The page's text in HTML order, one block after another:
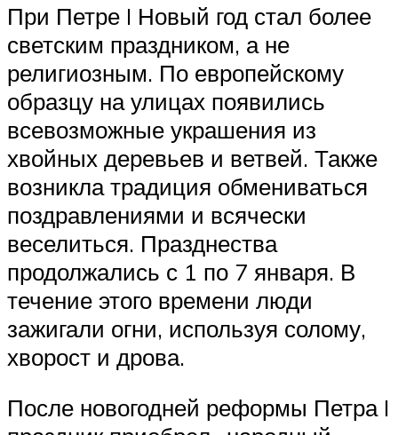
При Петре I Новый год стал более
светским праздником, а не
религиозным. По европейскому
образцу на улицах появились
всевозможные украшения из
хвойных деревьев и ветвей. Также
возникла традиция обмениваться
поздравлениями и всячески
веселиться. Празднества
продолжались с 1 по 7 января. В
течение этого времени люди
зажигали огни, используя солому,
хворост и дрова.
После новогодней реформы Петра I